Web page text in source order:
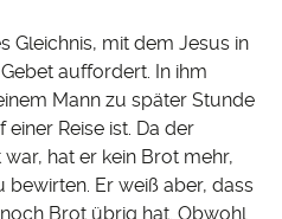
Gleichnis, mit dem Jesus in
auffordert. In ihm
Mann zu später Stunde
Reise ist. Da der
hat er kein Brot mehr,
bewirten. Er weiß aber, dass
Brot übrig hat. Obwohl